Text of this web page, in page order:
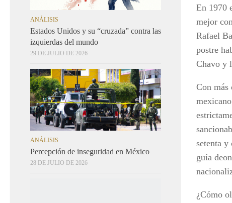
En 1970
mejor
Rafael
postre
Chavo y
Con
setenta
guía
¿Cómo
ANÁLISIS
Estados Unidos y su “cruzada” contra las
izquierdas del mundo
29 DE JULIO DE 2026
ANÁLISIS
Percepción de inseguridad en México
28 DE JULIO DE 2026